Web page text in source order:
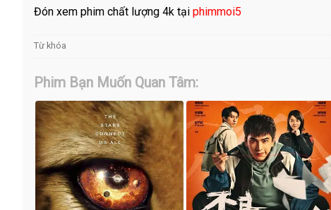
Đón xem phim chất lượng 4k tại phimmoi5
Từ khóa
Phim Bạn Muốn Quan Tâm: